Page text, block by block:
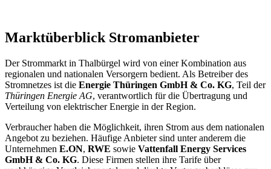
Marktüberblick Stromanbieter
Der Strommarkt in Thalbürgel wird von einer Kombination aus
regionalen und nationalen Versorgern bedient. Als Betreiber des
Stromnetzes ist die Energie Thüringen GmbH & Co. KG, Teil der
Thüringen Energie AG, verantwortlich für die Übertragung und
Verteilung von elektrischer Energie in der Region.
Verbraucher haben die Möglichkeit, ihren Strom aus dem nationalen
Angebot zu beziehen. Häufige Anbieter sind unter anderem die
Unternehmen E.ON, RWE sowie Vattenfall Energy Services
GmbH & Co. KG. Diese Firmen stellen ihre Tarife über